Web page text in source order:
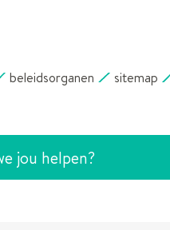
beleidsorganen sitemap